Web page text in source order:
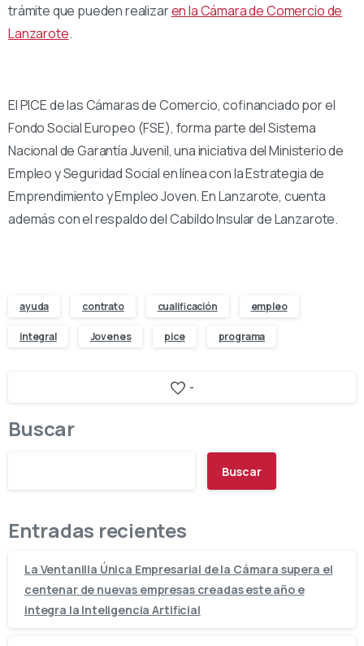
trámite que pueden realizaren la Cámara de Comercio de
Lanzarote.
El PICE de las Cámaras de Comercio, cofinanciado por el
Fondo Social Europeo (FSE), forma parte del Sistema
Nacional de Garantía Juvenil, una iniciativa del Ministerio de
Empleo y Seguridad Social en línea con la Estrategia de
Emprendimiento y Empleo Joven. En Lanzarote, cuenta
además con el respaldo del Cabildo Insular de Lanzarote.
ayuda contrato cualificación empleo
integral Jovenes pice programa
-
Buscar
Buscar
Entradas recientes
La Ventanilla Única Empresarial de la Cámara supera el
centenar de nuevas empresas creadas este año e
integra la Inteligencia Artificial